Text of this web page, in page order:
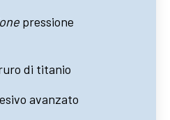
pressione
di titanio
avanzato